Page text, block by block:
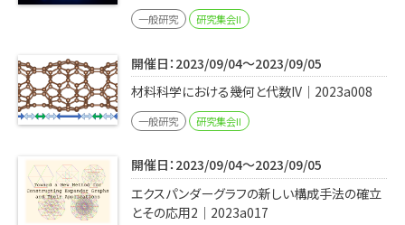
一般研究 研究集会II
開催日：2023/09/04～2023/09/05
材料科学における幾何と代数IV｜2023a008
一般研究 研究集会II
開催日：2023/09/04～2023/09/05
エクスパンダーグラフの新しい構成手法の確立
とその応用2｜2023a017